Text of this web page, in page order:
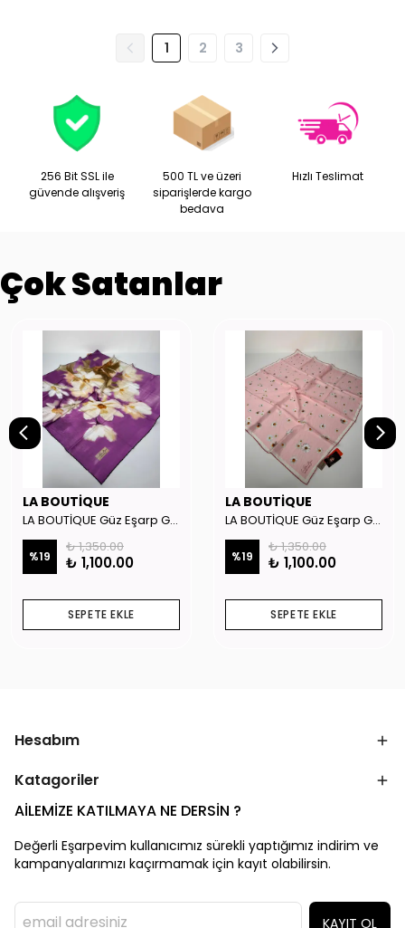
1 2 3
256 Bit SSL ile
güvende alışveriş
500 TL ve üzeri
siparişlerde kargo
bedava
Hızlı Teslimat
Çok Satanlar
LA BOUTİQUE
LA BOUTİQUE Güz Eşarp GYSE262908
%19
₺ 1,350.00
₺ 1,100.00
SEPETE EKLE
LA BOUTİQUE
LA BOUTİQUE Güz Eşarp GYSE130804
%19
₺ 1,350.00
₺ 1,100.00
SEPETE EKLE
Hesabım
Katagoriler
AİLEMİZE KATILMAYA NE DERSİN ?
Değerli Eşarpevim kullanıcımız sürekli yaptığımız indirim ve
kampanyalarımızı kaçırmamak için kayıt olabilirsin.
KAYIT OL